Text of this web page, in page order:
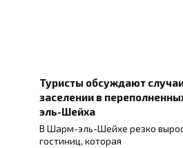
Туристы обсуждают
заселении в
эль-Шейха
В Шарм-эль-Шейхе резко
гостиниц, которая